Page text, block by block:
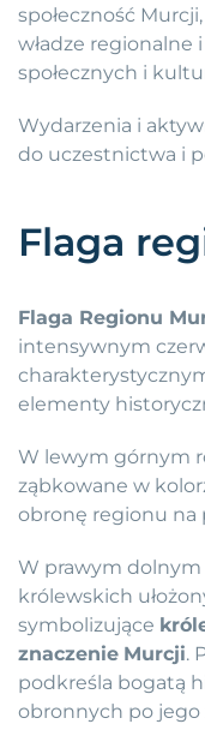
społeczność
władze regionalne
społecznych i
Wydarzenia i
do uczestnictwa i
Flaga
Flaga Regionu
intensywnym
elementy
W lewym górnym
ząbkowane w
obronę regionu na
W prawym dolnym
królewskich
symbolizujące
znaczenie Murcji.
podkreśla bogatą
obronnych po jego